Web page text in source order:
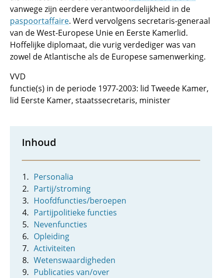
vanwege zijn eerdere verantwoordelijkheid in de
paspoortaffaire. Werd vervolgens secretaris-generaal
van de West-Europese Unie en Eerste Kamerlid.
Hoffelijke diplomaat, die vurig verdediger was van
zowel de Atlantische als de Europese samenwerking.
VVD
functie(s) in de periode 1977-2003: lid Tweede Kamer,
lid Eerste Kamer, staatssecretaris, minister
Inhoud
Personalia
Partij/stroming
Hoofdfuncties/beroepen
Partijpolitieke functies
Nevenfuncties
Opleiding
Activiteiten
Wetenswaardigheden
Publicaties van/over